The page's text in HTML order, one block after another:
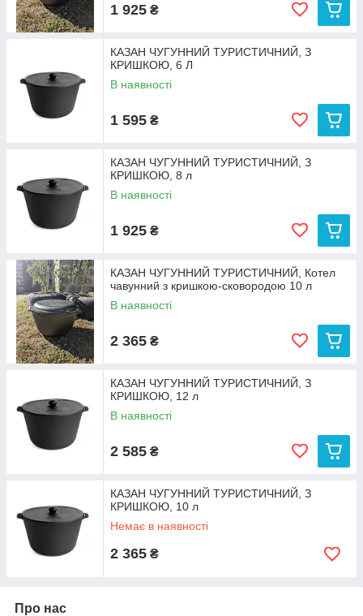
1 925 ₴
КАЗАН ЧУГУННИЙ ТУРИСТИЧНИЙ, З
КРИШКОЮ, 6 Л
В наявності
1 595 ₴
КАЗАН ЧУГУННИЙ ТУРИСТИЧНИЙ, З
КРИШКОЮ, 8 л
В наявності
1 925 ₴
КАЗАН ЧУГУННИЙ ТУРИСТИЧНИЙ, Котел
чавунний з кришкою-сковородою 10 л
В наявності
2 365 ₴
КАЗАН ЧУГУННИЙ ТУРИСТИЧНИЙ, З
КРИШКОЮ, 12 л
В наявності
2 585 ₴
КАЗАН ЧУГУННИЙ ТУРИСТИЧНИЙ, З
КРИШКОЮ, 10 л
Немає в наявності
2 365 ₴
Про нас